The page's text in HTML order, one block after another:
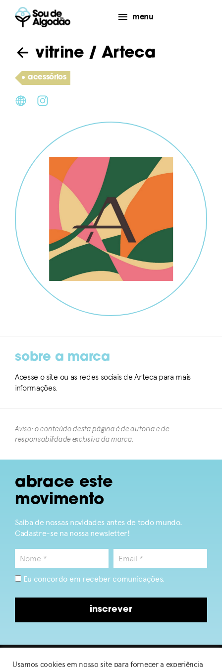
menu
vitrine/ Arteca
acessórios
sobre a marca
Acesse o site ou as redes sociais de Arteca para mais
informações.
Aviso: o conteúdo desta página é de autoria e de
responsabilidade exclusiva da marca.​
abrace este
movimento
Saiba de nossas novidades antes de todo mundo.
Cadastre-se na nossa newsletter!
Eu concordo em receber comunicações.
inscrever
Usamos cookies em nosso site para fornecer a experiência